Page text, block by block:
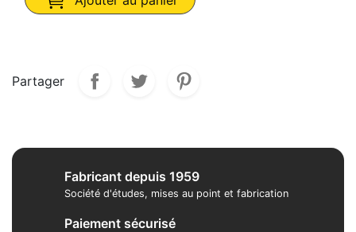
Partager
Fabricant depuis 1959
Société d'études, mises au point et fabrication
Paiement sécurisé